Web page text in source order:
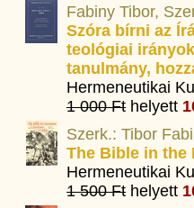
Fabiny Tibor,
Szóra bírni az
teológiai
tanulmány,
Hermeneutikai
1 000 Ft helyett
Szerk.: Tibor
The Bible in the
Hermeneutikai
1 500 Ft helyett